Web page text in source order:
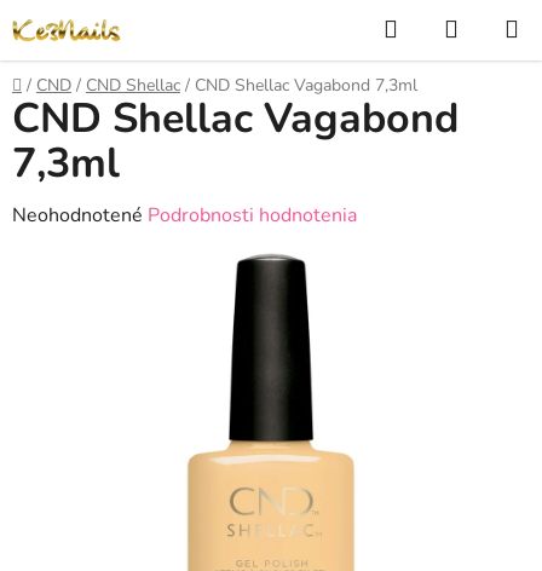
na
obsah
Hľadať
KOŠÍK
Domov
/ CND / CND Shellac / CND Shellac Vagabond 7,3ml
CND Shellac Vagabond
7,3ml
Priemerné
Neohodnotené Podrobnosti hodnotenia